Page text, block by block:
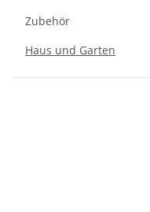
Zubehör
Haus und Garten